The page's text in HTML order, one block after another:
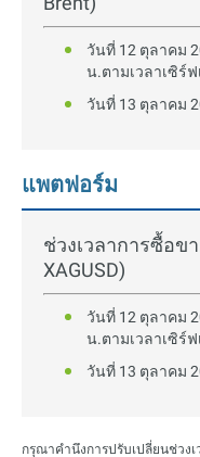
วันที่ 12 ตุลาคม
น.ตามเวลาเซิร์ฟ
วันที่ 13 ตุลาคม
แพตฟอร์ม
ช่วงเวลาการซื้อข
XAGUSD)
วันที่ 12 ตุลาคม
น.ตามเวลาเซิร์ฟ
วันที่ 13 ตุลาคม
กรุณาคำนึงการปรับเปลี่ยนช่วง